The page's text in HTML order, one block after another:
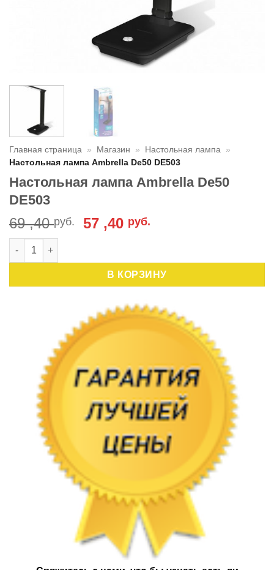
Главная страница » Магазин » Настольная лампа
»
Настольная лампа Ambrella De50 DE503
Настольная лампа Ambrella De50
DE503
69 ,40руб.
Первоначальная
69
,40 руб..
57 ,40 руб.
,40 руб..
Количество товара Настольная лампа Ambrella De50 DE503
В КОРЗИНУ